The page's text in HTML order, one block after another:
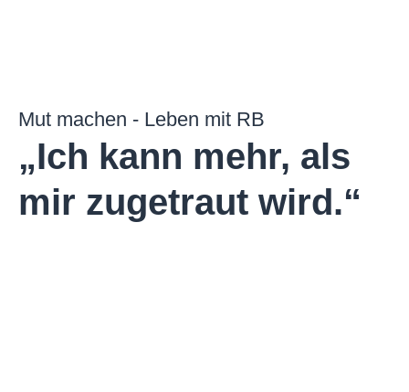
Mut machen - Leben mit RB
„Ich kann mehr, als
mir zugetraut wird.“​